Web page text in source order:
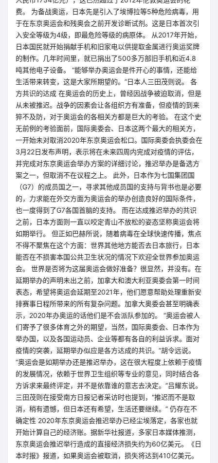
费。 为备战奥运，日本先是引入了埃博拉等5种危险病毒，用
于在东京奥运会和残奥会之前开发诊断试剂。这是日本首次引
入安全等级为4级，即最危险等级的病原体。 从2017年开始，
日本国民就开始捐献手机和旧家电以供提取金属进行奥运奖牌
的制作。几年时间里，就已捐出了500多万部旧手机和近4.8
吨其他电子设备。 “能够举办奥运会是件开心的事情，还能给
生活带来转变，这是大家所期望的。”日本人三田茂则说。 各
方共识的达成 在奥运会的历史上，曾经因战争被迫取消，但是
从未被推迟。战争的因素会让各组织方有准备，但疫情的到来
猝不及防，对于奥运会的各相关方都是巨大的考验。 在这个史
无前例的考验面前，国际奥委会、日本这两个最大的相关方，
一开始未对取消2020年东京奥运会松口。国际奥委会执委会在
3月22日发布声明，表示将在未来四周内完成对疫情的评估，
并完成对东京奥运会举办方案的详细讨论，推迟举办是备选方
案之一，但取消不在议程之上。 此外，日本作为七国集团国
（G7）的成员国之一，寻求其他成员国的支持与背书也是必要
的，力求能在外交方面为奥运会的举办创造良好的国际条件，
也一度得到了G7各国首脑的支持。 而在达成推迟举办的共识
之前，日本方面则一直以咬定青山不放松的姿态坚称奥运会将
如期举行。 但正如巴赫所说，随着病毒在全球快速传播，焦点
不得不聚焦在这个方面：世界其他地方能否去日本旅行，日本
能否在不损害本国公共卫生状况的情况下欢迎全世界参加奥运
会。 世界是否将为这届奥运会做好准备？很显然，并没有。在
延期举办的声明未出之前，加拿大和澳大利亚奥委会第一时间
表态，希望将奥运会延期至2021年，他们愿意帮助处理重新安
排赛事日程所带来的所有复杂问题。加拿大奥委会甚至明确表
示，2020年办奥运的话他们是不会派队参加的。 “奥运会被人
们寄予了很多体育之外的期望，当然，国际奥委会、日本作为
举办国，以及各国运动员、企业等都有各自的利益诉求。面对
疫情的突袭，延期举办似应是各方达成的共识。”胡令远说。
“奥运会是如期举办还是推迟举办，这在很大程度上依赖于疫情
的发展情况，依赖于世界卫生组织等专业的意见，同时结合各
方诉求来最终评定，并不是依靠谁的意志去决定。”吕耀东说。
三田茂则在接受南方日报记者采访时也提到，“推迟而不是取
消，稍有遗憾，但日本还有希望，生活还要继续。” 仍存在不
确定性 2020年东京奥运会推迟举办已经尘埃落定，各家也就
开始计算自己的经济账。据新华社报道，多家日本媒体推测，
东京奥运会推迟举行造成的直接经济损失约为60亿美元。《日
本时报》报道，如果奥运会被取消，损失将达到410亿美元。